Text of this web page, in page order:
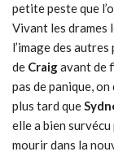
petite peste que
Vivant les drames
l’image des
de Craigavant de
pas de panique,
plus tard que
elle a bien
mourir dans la